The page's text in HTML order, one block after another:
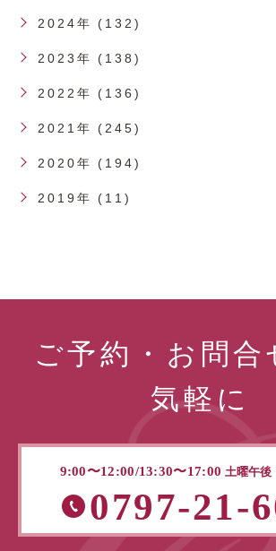
2024年 (132)
2023年 (138)
2022年 (136)
2021年 (245)
2020年 (194)
2019年 (11)
ご予約・お問合
気軽に
9:00〜12:00/13:30〜17:00 土曜午後
0797-21-